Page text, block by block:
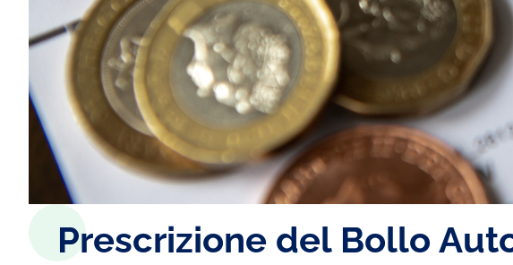
Prescrizione del Bollo